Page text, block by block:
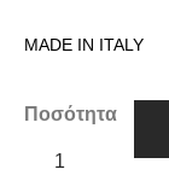
MADE IN ITALY
Ποσότητα